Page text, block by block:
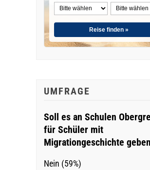
Reise finden »
UMFRAGE
Soll es an Schulen
für Schüler mit
Migrationgeschichte
Nein (59%)